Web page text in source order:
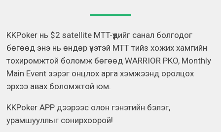
KKPoker нь $2 satellite MTT-үүдийг санал болгодог
бөгөөд энэ нь өндөр үнэтэй MTT тийз хожих хамгийн
тохиромжтой боломж бөгөөд WARRIOR PKO, Monthly
Main Event зэрэг онцлох арга хэмжээнд оролцох
эрхээ авах боломжтой юм.
KKPoker APP дээрээс олон гэнэтийн бэлэг,
урамшууллыг сонирхоорой!